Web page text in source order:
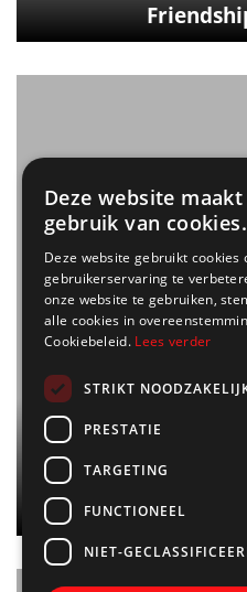
Waterspoor
Deze website maakt
gebruik van cookies.
Deze website gebruikt cookies
gebruikerservaring te
onze website te gebruiken,
alle cookies in
Cookiebeleid. Lees verder
STRIKT
PRESTATIE
TARGETING
FUNCTIONEEL
NIET-